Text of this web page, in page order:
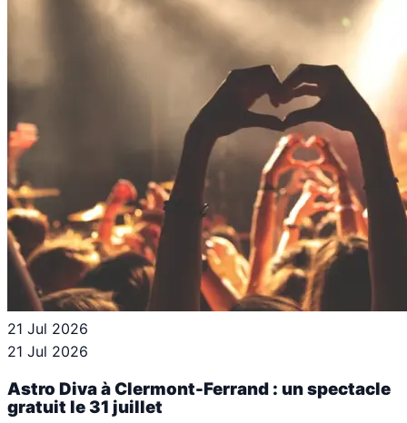
21 Jul 2026
21 Jul 2026
Astro Diva à Clermont-Ferrand : un spectacle
gratuit le 31 juillet